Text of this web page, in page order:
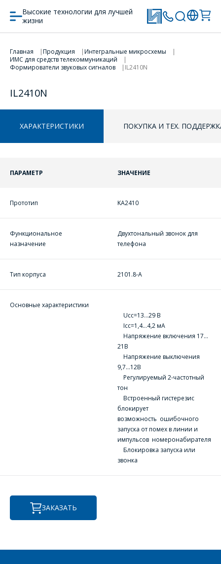
Высокие технологии для лучшей
жизни
Главная Продукция
Интегральные микросхемы
ИМС для средств телекоммуникаций
Формирователи звуковых сигналов
IL2410N
IL2410N
ХАРАКТЕРИСТИКИ ПОКУПКА И ТЕХ.
ПАРАМЕТР ЗНАЧЕНИЕ
Прототип KA2410
Функциональное
назначение
Двухтональный звонок для
телефона
Тип корпуса 2101.8-А
Основные характеристики
Ucc=13…29 В
Iсс=1,4…4,2 мА
Напряжение включения 17…
21В
Напряжение выключения
9,7…12В
Регулируемый 2-частотный
тон
Встроенный гистерезис
блокирует
возможность ошибочного
запуска от помех в линии и
импульсов номеронабирателя
Блокировка запуска или
звонка
ЗАКАЗАТЬ
ПЕРЕЙТИ В КОРЗИНУ
Форма предназначена
для юридических лиц
Продажи физическим
осуществляются в ТД
"ИНТЕГРАЛ", тел.+375
интересующее Вас
сотрудники компании
свяжутся с Вами по
вопросам стоимости
и сроков поставки.
Фамилия Имя*
Организация
ЗАДАТЬ ВОПРОС
СОТРУДНИКИ
КОМПАНИИ С
РАДОСТЬЮ
ОТВЕТЯТ НА
ВОПРОСЫ
Телефон